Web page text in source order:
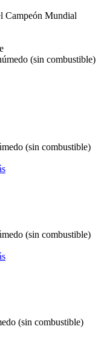
Campeón Mundial
(sin combustible)
(sin combustible)
(sin combustible)
(sin combustible)